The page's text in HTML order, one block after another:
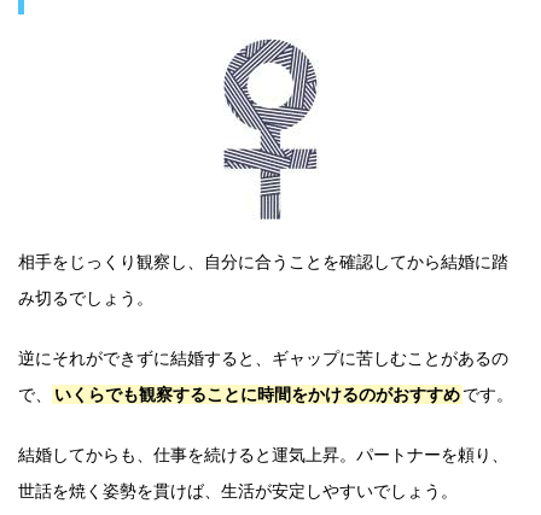
相手をじっくり観察し、自分に合うことを確認してから結婚に踏
み切るでしょう。
逆にそれができずに結婚すると、ギャップに苦しむことがあるの
で、
いくらでも観察することに時間をかけるのがおすすめです。
結婚してからも、仕事を続けると運気上昇。パートナーを頼り、
世話を焼く姿勢を貫けば、生活が安定しやすいでしょう。